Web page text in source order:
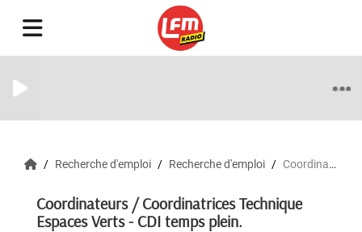
Recherche d'emploi Recherche d'emploi Coordinateurs / Coordinatrices Technique Espaces Verts - CDI temps plein.
Coordinateurs / Coordinatrices Technique
Espaces Verts - CDI temps plein.